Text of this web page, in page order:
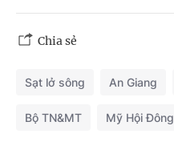
Chia sẻ
Sạt lở sông An Giang
Bộ TN&MT Mỹ Hội Đông